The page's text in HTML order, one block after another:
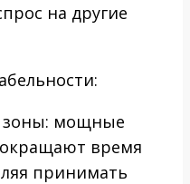
на другие
зоны: мощные
время
принимать